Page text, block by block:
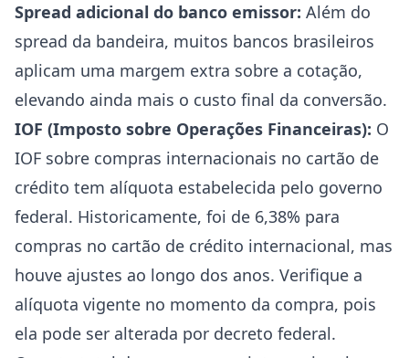
Spread adicional do banco emissor: Além do
spread da bandeira, muitos bancos brasileiros
aplicam uma margem extra sobre a cotação,
elevando ainda mais o custo final da conversão.
IOF (Imposto sobre Operações Financeiras): O
IOF sobre compras internacionais no cartão de
crédito tem alíquota estabelecida pelo governo
federal. Historicamente, foi de 6,38% para
compras no cartão de crédito internacional, mas
houve ajustes ao longo dos anos. Verifique a
alíquota vigente no momento da compra, pois
ela pode ser alterada por decreto federal.